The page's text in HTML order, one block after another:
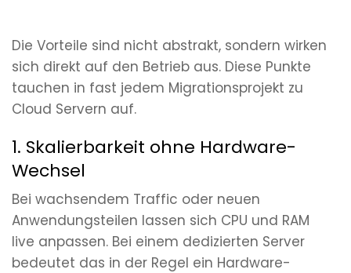
Die Vorteile sind nicht abstrakt, sondern wirken
sich direkt auf den Betrieb aus. Diese Punkte
tauchen in fast jedem Migrationsprojekt zu
Cloud Servern auf.
1. Skalierbarkeit ohne Hardware-
Wechsel
Bei wachsendem Traffic oder neuen
Anwendungsteilen lassen sich CPU und RAM
live anpassen. Bei einem dedizierten Server
bedeutet das in der Regel ein Hardware-